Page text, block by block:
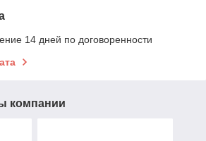
14 дней по договоренности
компании